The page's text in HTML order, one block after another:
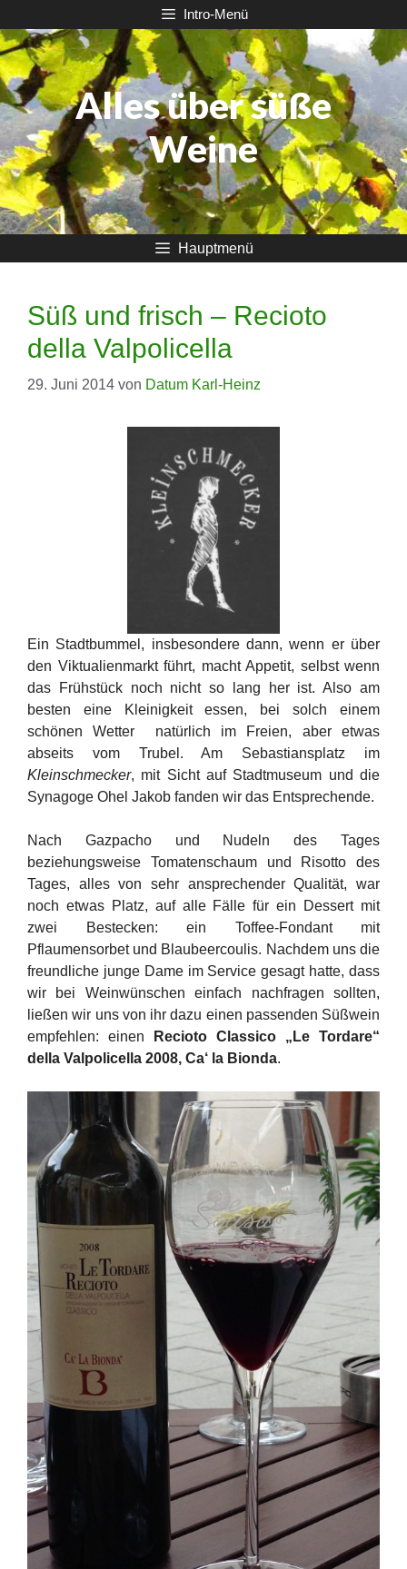
Inhalt
springen
Intro-Menü
Alles über süße
Weine
Hauptmenü
Süß und frisch – Recioto
della Valpolicella
29. Juni 2014 von Datum Karl-Heinz
Ein Stadtbummel, insbesondere dann, wenn er über
den Viktualienmarkt führt, macht Appetit, selbst wenn
das Frühstück noch nicht so lang her ist. Also am
besten eine Kleinigkeit essen, bei solch einem
schönen Wetter natürlich im Freien, aber etwas
abseits vom Trubel. Am Sebastiansplatz im
Kleinschmecker, mit Sicht auf Stadtmuseum und die
Synagoge Ohel Jakob fanden wir das Entsprechende.
Nach Gazpacho und Nudeln des Tages
beziehungsweise Tomatenschaum und Risotto des
Tages, alles von sehr ansprechender Qualität, war
noch etwas Platz, auf alle Fälle für ein Dessert mit
zwei Bestecken: ein Toffee-Fondant mit
Pflaumensorbet und Blaubeercoulis. Nachdem uns die
freundliche junge Dame im Service gesagt hatte, dass
wir bei Weinwünschen einfach nachfragen sollten,
ließen wir uns von ihr dazu einen passenden Süßwein
empfehlen: einen
Recioto Classico „Le Tordare“
della Valpolicella 2008, Ca‘ la Bionda.